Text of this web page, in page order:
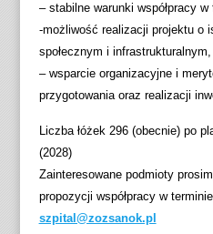
– stabilne warunki współpracy w
-możliwość realizacji projektu o
społecznym i infrastrukturalnym,
– wsparcie organizacyjne i
przygotowania oraz realizacji
Liczba łóżek 296 (obecnie) po
(2028)
Zainteresowane podmioty
propozycji współpracy w terminie
szpital@zozsanok.pl